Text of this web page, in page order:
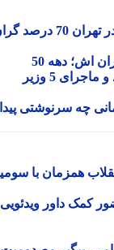
خبر تلخ برای مستاجران تهرانی ؛ اجاره خانه در تهران 70 درصد گران
دهه 50
مسکن مهر به کجا رسید؟ تصمیم احمدی نژاد و ماجرای 5 وزیر
چه سرنوشتی پیدا
همزمان با سومین
داور ویدئویی